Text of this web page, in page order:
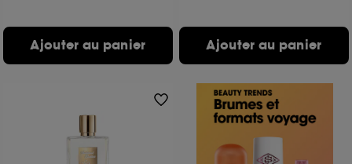
Ajouter au panier Ajouter au panier